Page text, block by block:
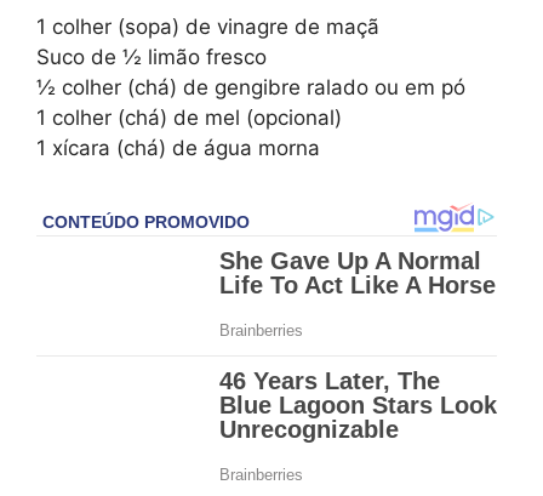
1 colher (sopa) de vinagre de maçã
Suco de ½ limão fresco
½ colher (chá) de gengibre ralado ou em pó
1 colher (chá) de mel (opcional)
1 xícara (chá) de água morna